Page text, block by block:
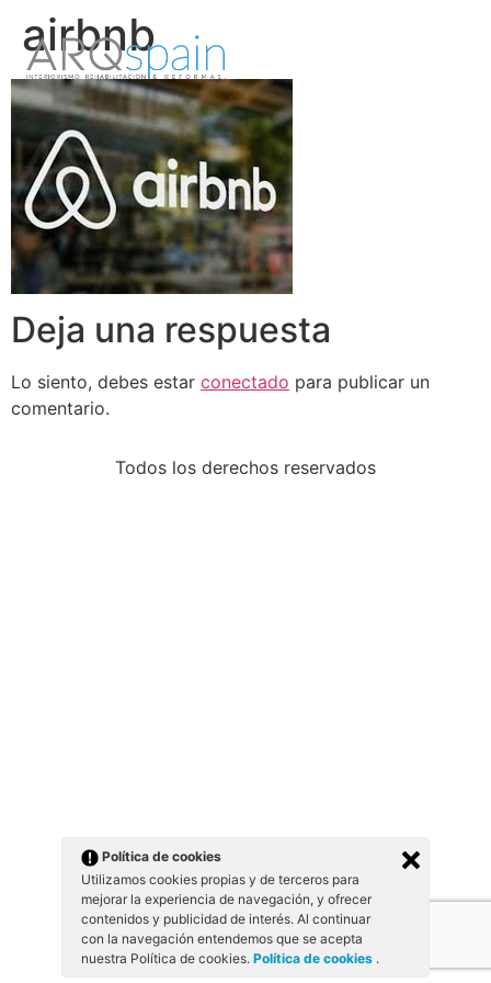
airbnb
Deja una respuesta
Lo siento, debes estar conectado para publicar un
comentario.
Todos los derechos reservados
Política de cookies
Utilizamos cookies propias y de terceros para
mejorar la experiencia de navegación, y ofrecer
contenidos y publicidad de interés. Al continuar
con la navegación entendemos que se acepta
nuestra Política de cookies. Política de cookies .